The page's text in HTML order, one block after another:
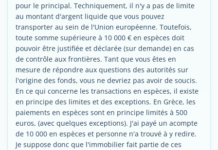
pour le principal. Techniquement, il n'y a pas de limite
au montant d'argent liquide que vous pouvez
transporter au sein de l'Union européenne. Toutefois,
toute somme supérieure à 10 000 € en espèces doit
pouvoir être justifiée et déclarée (sur demande) en cas
de contrôle aux frontières. Tant que vous êtes en
mesure de répondre aux questions des autorités sur
l'origine des fonds, vous ne devriez pas avoir de soucis.
En ce qui concerne les transactions en espèces, il existe
en principe des limites et des exceptions. En Grèce, les
paiements en espèces sont en principe limités à 500
euros, (avec quelques exceptions). J'ai payé un acompte
de 10 000 en espèces et personne n'a trouvé à y redire.
Je suppose donc que l'immobilier fait partie de ces